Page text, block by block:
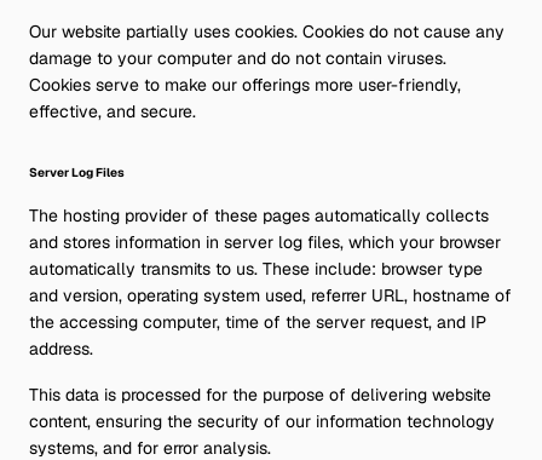
Our website partially uses cookies. Cookies do not cause any
damage to your computer and do not contain viruses.
Cookies serve to make our offerings more user-friendly,
effective, and secure.
Server Log Files
The hosting provider of these pages automatically collects
and stores information in server log files, which your browser
automatically transmits to us. These include: browser type
and version, operating system used, referrer URL, hostname of
the accessing computer, time of the server request, and IP
address.
This data is processed for the purpose of delivering website
content, ensuring the security of our information technology
systems, and for error analysis.